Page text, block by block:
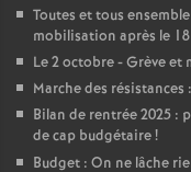
Toutes et tous
mobilisation après le
Le 2 octobre - Grève et
Marche des
Bilan de rentrée 2025 :
de cap budgétaire!
Budget : On ne lâche